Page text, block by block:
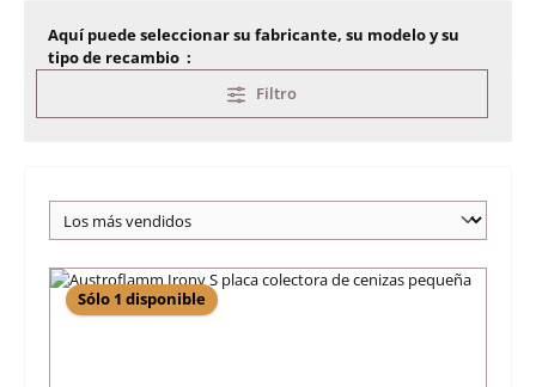
Aquí puede seleccionar su fabricante, su modelo y su
tipo de recambio :
Filtro
Sólo 1 disponible